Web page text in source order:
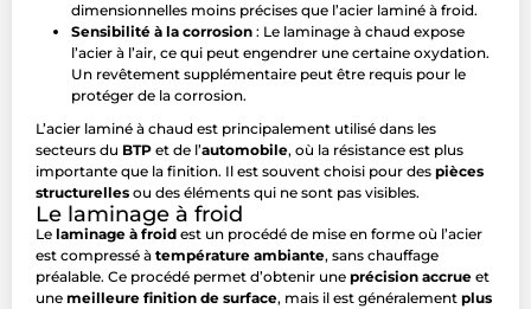
dimensionnelles moins précises que l’acier laminé à froid.
Sensibilité à la corrosion : Le laminage à chaud expose
l’acier à l’air, ce qui peut engendrer une certaine oxydation.
Un revêtement supplémentaire peut être requis pour le
protéger de la corrosion.
L’acier laminé à chaud est principalement utilisé dans les
secteurs du BTP et de l’automobile, où la résistance est plus
importante que la finition. Il est souvent choisi pour des pièces
structurelles ou des éléments qui ne sont pas visibles.
Le laminage à froid
Le laminage à froid est un procédé de mise en forme où l’acier
est compressé à température ambiante, sans chauffage
préalable. Ce procédé permet d’obtenir une précision accrue et
une meilleure finition de surface, mais il est généralement plus